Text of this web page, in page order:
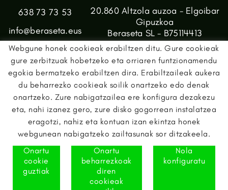
638 73 73 53
info@beraseta.eus
20.860 Altzola auzoa - Elgoibar
Gipuzkoa
Beraseta SL - B75114413
PRIBATUTASUN POLITIKA
Webgune honek cookieak erabiltzen ditu. Gure cookieak
gure zerbitzuak hobetzeko eta orriaren funtzionamendu
egokia bermatzeko erabiltzen dira. Erabiltzaileak aukera
du beharrezko cookieak soilik onartzeko edo denak
onartzeko. Zure nabigatzailea ere konfigura dezakezu
eta, nahi izanez gero, zure disko gogorrean instalatzea
eragotzi, nahiz eta kontuan izan ekintza honek
webgunean nabigatzeko zailtasunak sor ditzakeela.
Onartu
cookie
guztiak
Onartu
beharrezkoak
diren
cookieak
Nola
konfiguratu